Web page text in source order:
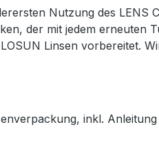
Nutzung des
der mit jedem
Linsen vorbereitet.
inkl. Anleitung